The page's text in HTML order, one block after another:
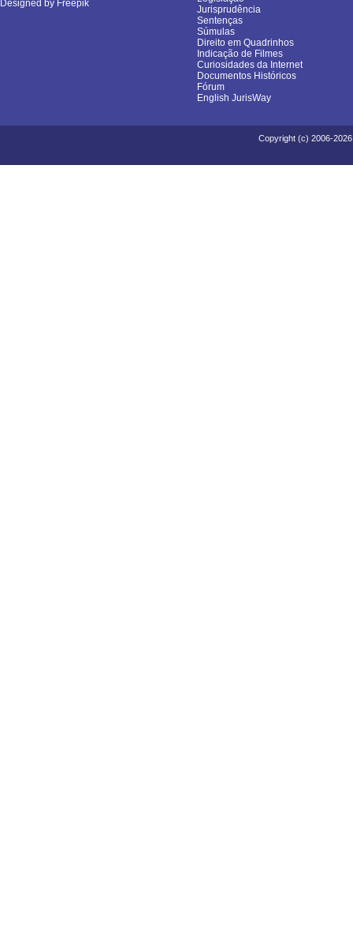
Designed by Freepik
Jurisprudência
Sentenças
Súmulas
Direito em Quadrinhos
Indicação de Filmes
Curiosidades da Internet
Documentos Históricos
Fórum
English JurisWay
Copyright (c) 2006-